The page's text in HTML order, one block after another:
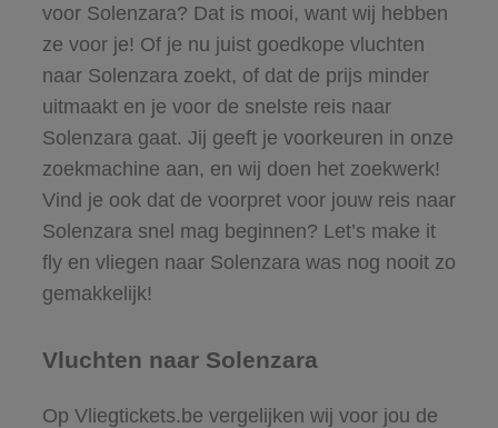
voor Solenzara? Dat is mooi, want wij hebben
ze voor je! Of je nu juist goedkope vluchten
naar Solenzara zoekt, of dat de prijs minder
uitmaakt en je voor de snelste reis naar
Solenzara gaat. Jij geeft je voorkeuren in onze
zoekmachine aan, en wij doen het zoekwerk!
Vind je ook dat de voorpret voor jouw reis naar
Solenzara snel mag beginnen? Let’s make it
fly en vliegen naar Solenzara was nog nooit zo
gemakkelijk!
Vluchten naar Solenzara
Op Vliegtickets.be vergelijken wij voor jou de